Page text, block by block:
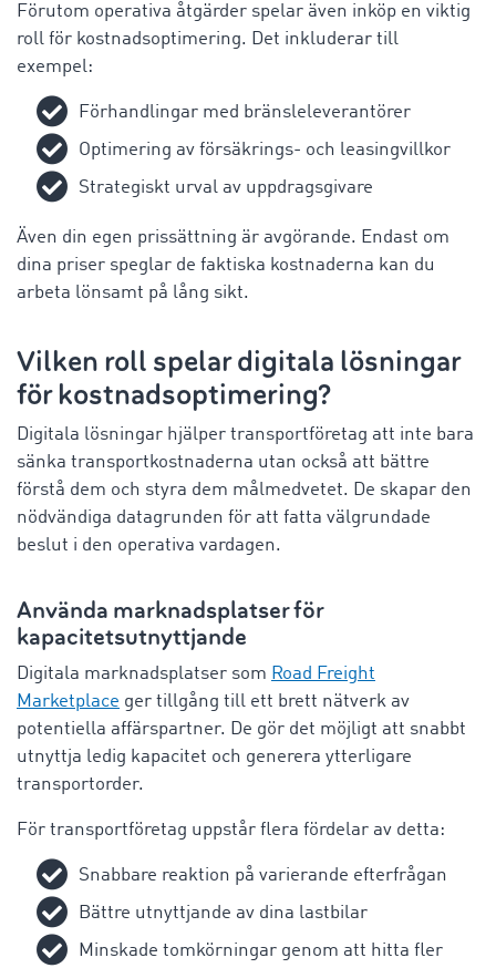
Förutom operativa åtgärder spelar även inköp en viktig
roll för kostnadsoptimering. Det inkluderar till
exempel:
Förhandlingar med bränsleleverantörer
Optimering av försäkrings- och leasingvillkor
Strategiskt urval av uppdragsgivare
Även din egen prissättning är avgörande. Endast om
dina priser speglar de faktiska kostnaderna kan du
arbeta lönsamt på lång sikt.
Vilken roll spelar digitala lösningar
för kostnadsoptimering?
Digitala lösningar hjälper transportföretag att inte bara
sänka transportkostnaderna utan också att bättre
förstå dem och styra dem målmedvetet. De skapar den
nödvändiga datagrunden för att fatta välgrundade
beslut i den operativa vardagen.
Använda marknadsplatser för
kapacitetsutnyttjande
Digitala marknadsplatser som Road Freight
Marketplace ger tillgång till ett brett nätverk av
potentiella affärspartner. De gör det möjligt att snabbt
utnyttja ledig kapacitet och generera ytterligare
transportorder.
För transportföretag uppstår flera fördelar av detta:
Snabbare reaktion på varierande efterfrågan
Bättre utnyttjande av dina lastbilar
Minskade tomkörningar genom att hitta fler